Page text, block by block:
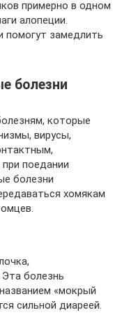
примерно в одном
алопеции.
помогут замедлить
болезни
которые
вирусы,
поедании
болезни
хомякам
болезнь
«мокрый
сильной диареей.